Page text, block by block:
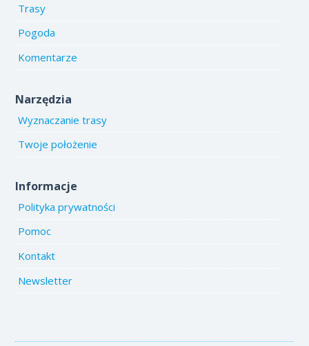
Trasy
Pogoda
Komentarze
Narzędzia
Wyznaczanie trasy
Twoje położenie
Informacje
Polityka prywatności
Pomoc
Kontakt
Newsletter